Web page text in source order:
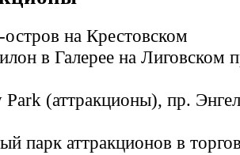
на Крестовском
в Галерее на Лиговском
Park (аттракционы), пр.
парк аттракционов в